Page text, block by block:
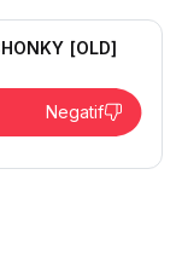
[OLD]
Negatif